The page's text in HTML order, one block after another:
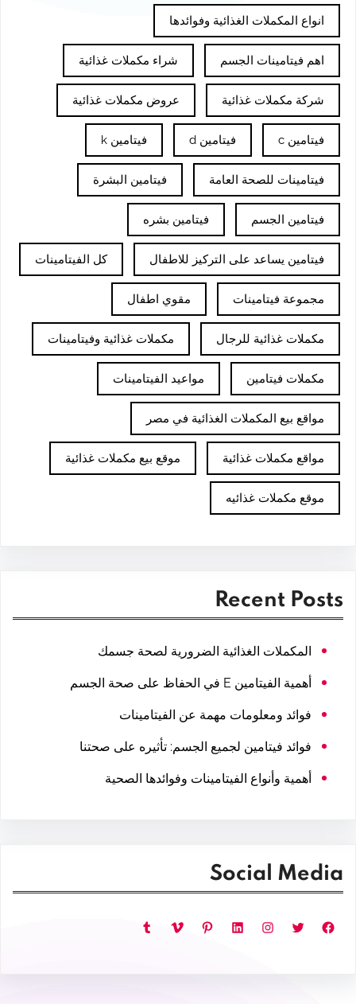
انواع المكملات الغذائية وفوائدها
اهم فيتامينات الجسم شراء مكملات غذائية
شركة مكملات غذائية عروض مكملات غذائية
فيتامين c فيتامين d فيتامين k
فيتامينات للصحة العامة فيتامين البشرة
فيتامين الجسم فيتامين بشره
فيتامين يساعد على التركيز للاطفال كل الفيتامينات
مجموعة فيتامينات مقوي اطفال
مكملات غذائية للرجال مكملات غذائية وفيتامينات
مكملات فيتامين مواعيد الفيتامينات
مواقع بيع المكملات الغذائية في مصر
مواقع مكملات غذائية موقع بيع مكملات غذائية
موقع مكملات غذائيه
Recent Posts
المكملات الغذائية الضرورية لصحة جسمك
أهمية الفيتامين E في الحفاظ على صحة الجسم
فوائد ومعلومات مهمة عن الفيتامينات
فوائد فيتامين لجميع الجسم: تأثيره على صحتنا
أهمية وأنواع الفيتامينات وفوائدها الصحية
Social Media
فيسبوك تويتر إنستجرام لينكد إن بينتريست فيميو تمبلر